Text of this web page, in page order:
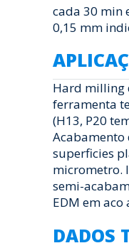
cada 30 min
0,15 mm
Hard milling
ferramenta
(H13, P20
Acabamento
superficies
micrometro.
semi-
EDM em aco
DADOS